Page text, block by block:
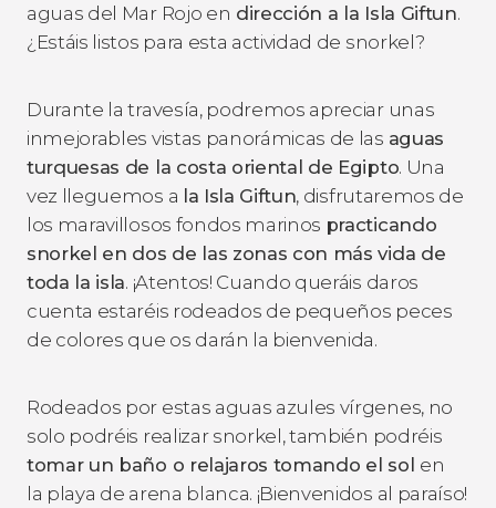
aguas del Mar Rojo en dirección a la Isla Giftun.
¿Estáis listos para esta actividad de snorkel?
Durante la travesía, podremos apreciar unas
inmejorables vistas panorámicas de las aguas
turquesas de la costa oriental de Egipto. Una
vez lleguemos a la Isla Giftun, disfrutaremos de
los maravillosos fondos marinos practicando
snorkel en dos de las zonas con más vida de
toda la isla. ¡Atentos! Cuando queráis daros
cuenta estaréis rodeados de pequeños peces
de colores que os darán la bienvenida.
Rodeados por estas aguas azules vírgenes, no
solo podréis realizar snorkel, también podréis
tomar un baño o relajaros tomando el sol en
la playa de arena blanca. ¡Bienvenidos al paraíso!